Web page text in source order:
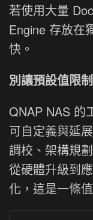
若使用大量
Engine 存放在
快。
別讓預設值限
QNAP NAS 的
可自定義與延
調校、架構規
從硬體升級到
化，這是一條